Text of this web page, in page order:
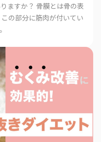
ますか？ 骨膜とは骨の表
の部分に筋肉が付いてい